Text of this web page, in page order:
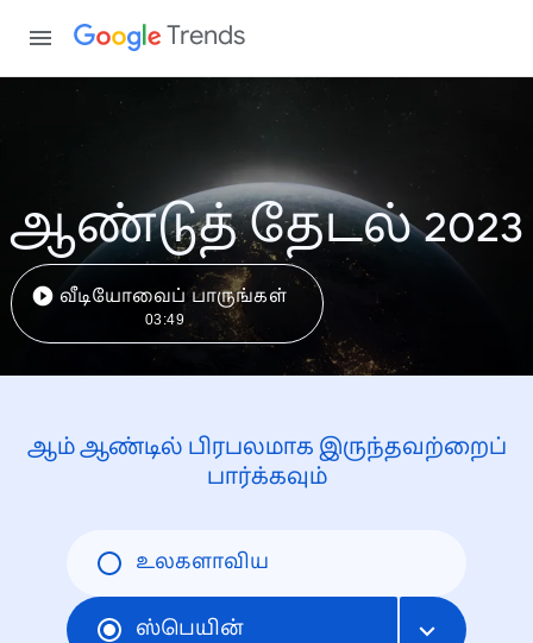
Trends
ஆண்டுத் தேடல் 2023
வீடியோவைப் பாருங்கள்
03:49
ஆம் ஆண்டில் பிரபலமாக இருந்தவற்றைப்
பார்க்கவும்
உலகளாவிய
ஸ்பெயின்